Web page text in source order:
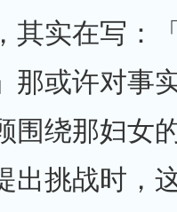
其实在写：
那或许对事
围绕那妇女
出挑战时，